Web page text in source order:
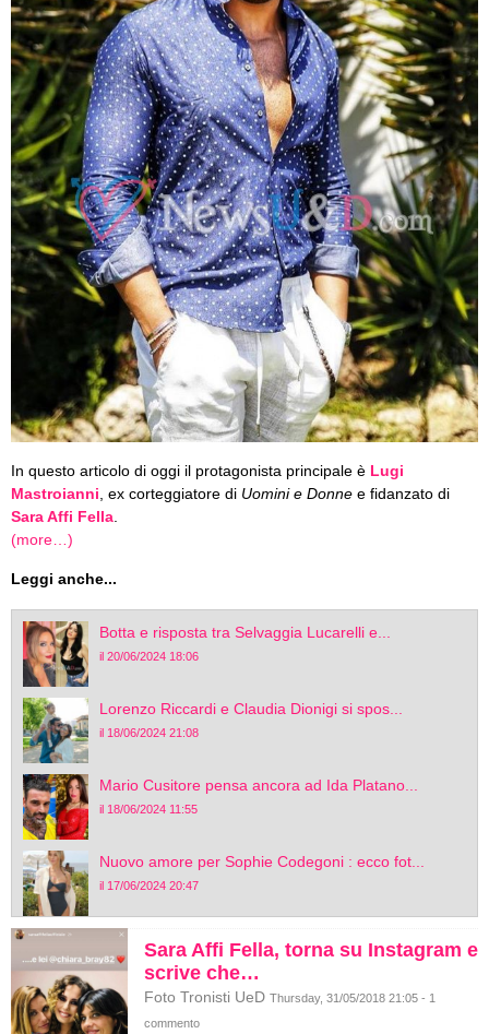
In questo articolo di oggi il protagonista principale è Lugi
Mastroianni, ex corteggiatore di Uomini e Donne e fidanzato di
Sara Affi Fella.
(more…)
Leggi anche...
Botta e risposta tra Selvaggia Lucarelli e...
il 20/06/2024 18:06
Lorenzo Riccardi e Claudia Dionigi si spos...
il 18/06/2024 21:08
Mario Cusitore pensa ancora ad Ida Platano...
il 18/06/2024 11:55
Nuovo amore per Sophie Codegoni : ecco fot...
il 17/06/2024 20:47
Sara Affi Fella, torna su Instagram e
scrive che…
Foto Tronisti UeD Thursday, 31/05/2018 21:05 - 1
commento